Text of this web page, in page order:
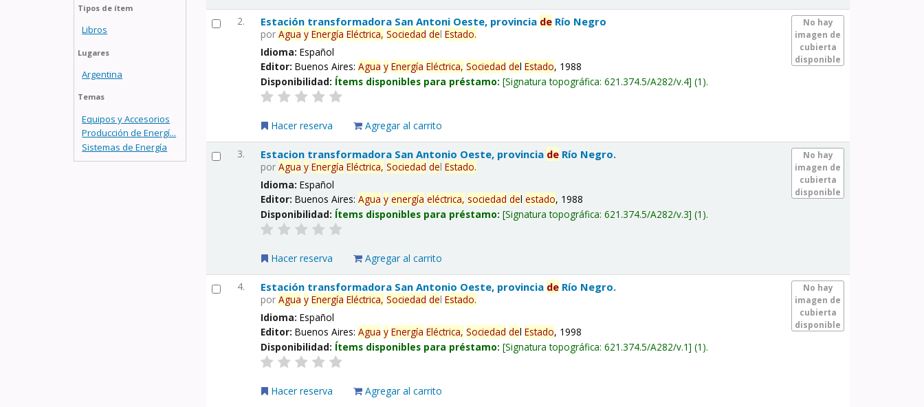
Tipos de ítem
Libros
Lugares
Argentina
Temas
Equipos y Accesorios
Producción de Energí...
Sistemas de Energía
2.
No hay
imagen de
cubierta
disponible
Estación transformadora San Antoni Oeste, provincia de Río Negro
porAgua y Energía Eléctrica, Sociedad delEstado.
Idioma:Español
Editor:Buenos Aires:Agua y Energía Eléctrica, Sociedad delEstado, 1988
Disponibilidad: Ítems disponibles para préstamo: Signatura topográfica:621.374.5/A282/v.4 (1).
Hacer reserva Agregar al carrito
3.
No hay
imagen de
cubierta
disponible
Estacion transformadora San Antonio Oeste, provincia de Río Negro.
porAgua y Energía Eléctrica, Sociedad delEstado.
Idioma:Español
Editor:Buenos Aires:Agua y energía eléctrica, sociedad delestado, 1988
Disponibilidad: Ítems disponibles para préstamo: Signatura topográfica:621.374.5/A282/v.3 (1).
Hacer reserva Agregar al carrito
4.
No hay
imagen de
cubierta
disponible
Estación transformadora San Antonio Oeste, provincia de Río Negro.
porAgua y Energía Eléctrica, Sociedad delEstado.
Idioma:Español
Editor:Buenos Aires:Agua y Energía Eléctrica, Sociedad delEstado, 1998
Disponibilidad: Ítems disponibles para préstamo: Signatura topográfica:621.374.5/A282/v.1 (1).
Hacer reserva Agregar al carrito